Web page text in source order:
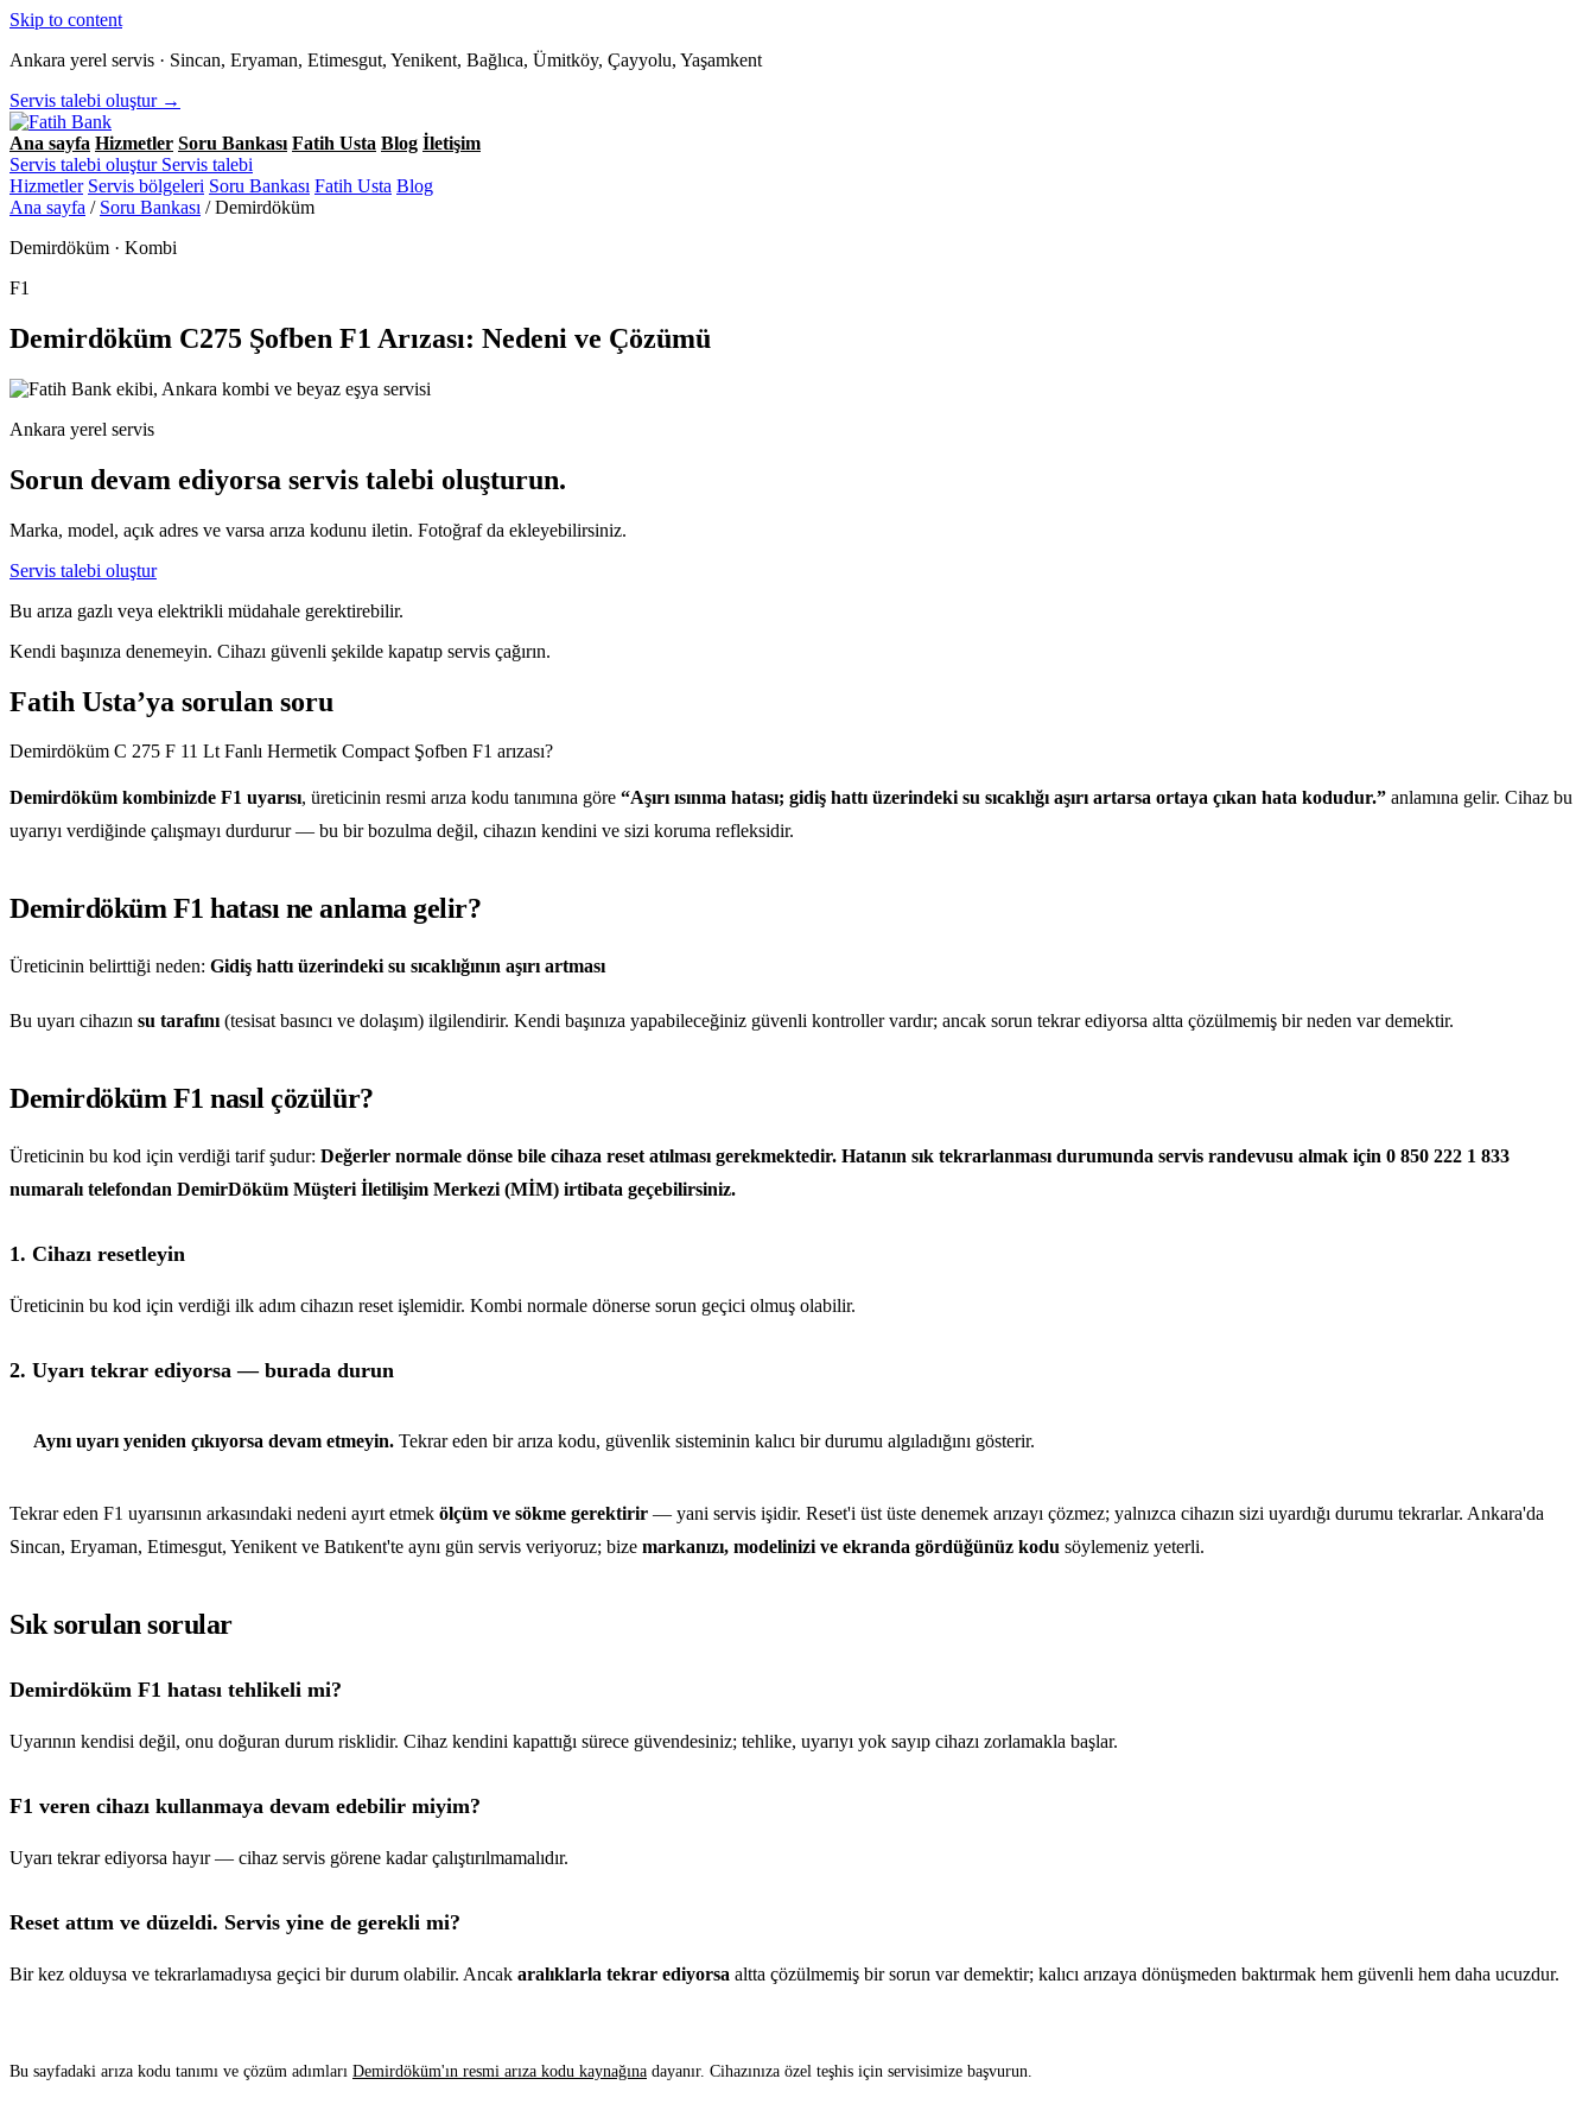
Skip to content
Ankara yerel servis · Sincan, Eryaman, Etimesgut, Yenikent, Bağlıca, Ümitköy, Çayyolu, Yaşamkent
Servis talebi oluştur →
Ana sayfa Hizmetler Soru Bankası Fatih Usta Blog İletişim
Servis talebi oluştur Servis talebi
Hizmetler Servis bölgeleri Soru Bankası Fatih Usta Blog
Ana sayfa / Soru Bankası / Demirdöküm
Demirdöküm · Kombi
F1
Demirdöküm C275 Şofben F1 Arızası: Nedeni ve Çözümü
Ankara yerel servis
Sorun devam ediyorsa servis talebi oluşturun.
Marka, model, açık adres ve varsa arıza kodunu iletin. Fotoğraf da ekleyebilirsiniz.
Servis talebi oluştur
Bu arıza gazlı veya elektrikli müdahale gerektirebilir.
Kendi başınıza denemeyin. Cihazı güvenli şekilde kapatıp servis çağırın.
Fatih Usta’ya sorulan soru
Demirdöküm C 275 F 11 Lt Fanlı Hermetik Compact Şofben F1 arızası?
Demirdöküm kombinizde F1 uyarısı, üreticinin resmi arıza kodu tanımına göre “Aşırı ısınma hatası; gidiş hattı üzerindeki su sıcaklığı aşırı artarsa ortaya çıkan hata kodudur.” anlamına gelir. Cihaz bu
uyarıyı verdiğinde çalışmayı durdurur — bu bir bozulma değil, cihazın kendini ve sizi koruma refleksidir.
Demirdöküm F1 hatası ne anlama gelir?
Üreticinin belirttiği neden: Gidiş hattı üzerindeki su sıcaklığının aşırı artması
Bu uyarı cihazın su tarafını (tesisat basıncı ve dolaşım) ilgilendirir. Kendi başınıza yapabileceğiniz güvenli kontroller vardır; ancak sorun tekrar ediyorsa altta çözülmemiş bir neden var demektir.
Demirdöküm F1 nasıl çözülür?
Üreticinin bu kod için verdiği tarif şudur: Değerler normale dönse bile cihaza reset atılması gerekmektedir. Hatanın sık tekrarlanması durumunda servis randevusu almak için 0 850 222 1 833
numaralı telefondan DemirDöküm Müşteri İletilişim Merkezi (MİM) irtibata geçebilirsiniz.
1. Cihazı resetleyin
Üreticinin bu kod için verdiği ilk adım cihazın reset işlemidir. Kombi normale dönerse sorun geçici olmuş olabilir.
2. Uyarı tekrar ediyorsa — burada durun
Aynı uyarı yeniden çıkıyorsa devam etmeyin. Tekrar eden bir arıza kodu, güvenlik sisteminin kalıcı bir durumu algıladığını gösterir.
Tekrar eden F1 uyarısının arkasındaki nedeni ayırt etmek ölçüm ve sökme gerektirir — yani servis işidir. Reset'i üst üste denemek arızayı çözmez; yalnızca cihazın sizi uyardığı durumu tekrarlar. Ankara'da
Sincan, Eryaman, Etimesgut, Yenikent ve Batıkent'te aynı gün servis veriyoruz; bize markanızı, modelinizi ve ekranda gördüğünüz kodu söylemeniz yeterli.
Sık sorulan sorular
Demirdöküm F1 hatası tehlikeli mi?
Uyarının kendisi değil, onu doğuran durum risklidir. Cihaz kendini kapattığı sürece güvendesiniz; tehlike, uyarıyı yok sayıp cihazı zorlamakla başlar.
F1 veren cihazı kullanmaya devam edebilir miyim?
Uyarı tekrar ediyorsa hayır — cihaz servis görene kadar çalıştırılmamalıdır.
Reset attım ve düzeldi. Servis yine de gerekli mi?
Bir kez olduysa ve tekrarlamadıysa geçici bir durum olabilir. Ancak aralıklarla tekrar ediyorsa altta çözülmemiş bir sorun var demektir; kalıcı arızaya dönüşmeden baktırmak hem güvenli hem daha ucuzdur.
Bu sayfadaki arıza kodu tanımı ve çözüm adımları Demirdöküm'ın resmi arıza kodu kaynağına dayanır. Cihazınıza özel teşhis için servisimize başvurun.